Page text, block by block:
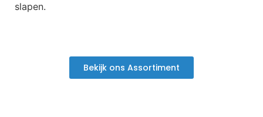
slapen.
Bekijk ons Assortiment